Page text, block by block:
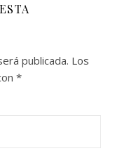
publicada. Los
*